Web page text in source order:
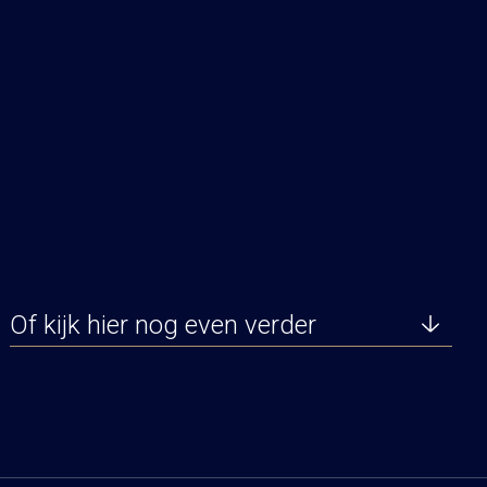
Of kijk hier nog even verder